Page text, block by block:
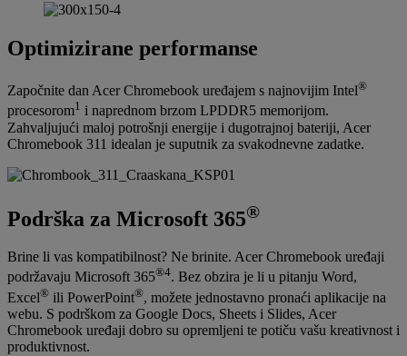
Optimizirane performanse
Započnite dan Acer Chromebook uređajem s najnovijim Intel®
procesorom1 i naprednom brzom LPDDR5 memorijom.
Zahvaljujući maloj potrošnji energije i dugotrajnoj bateriji, Acer
Chromebook 311 idealan je suputnik za svakodnevne zadatke.
Podrška za Microsoft 365®
Brine li vas kompatibilnost? Ne brinite. Acer Chromebook uređaji
podržavaju Microsoft 365®4. Bez obzira je li u pitanju Word,
Excel® ili PowerPoint®, možete jednostavno pronaći aplikacije na
webu. S podrškom za Google Docs, Sheets i Slides, Acer
Chromebook uređaji dobro su opremljeni te potiču vašu kreativnost i
produktivnost.